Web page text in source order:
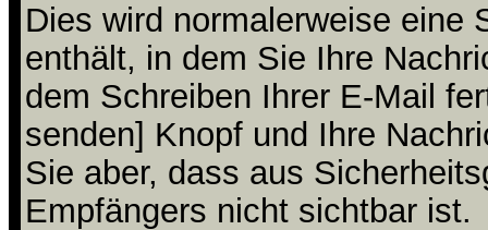
Dies wird normalerweise eine
enthält, in dem Sie Ihre
dem Schreiben Ihrer E-Mail
senden] Knopf und Ihre
Sie aber, dass aus
Empfängers nicht sichtbar ist.